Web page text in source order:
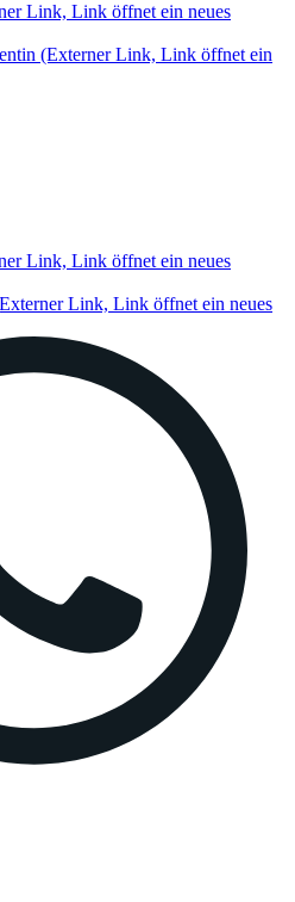
Link, Link öffnet ein neues
(Externer Link, Link öffnet ein
Link, Link öffnet ein neues
Link, Link öffnet ein neues